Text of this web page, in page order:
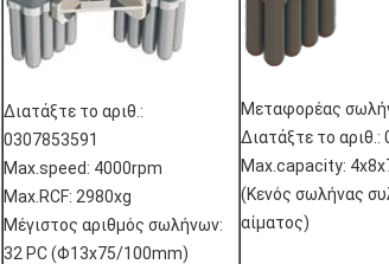
Διατάξτε το αριθ.:
0307853591
Max.speed: 4000rpm
Max.RCF: 2980xg
Μέγιστος αριθμός σωλήνων:
32 PC (Φ13x75/100mm)
Μεταφορέας
Διατάξτε το αριθ.:
Max.capacity:
(Κενός σωλήνας
αίματος)